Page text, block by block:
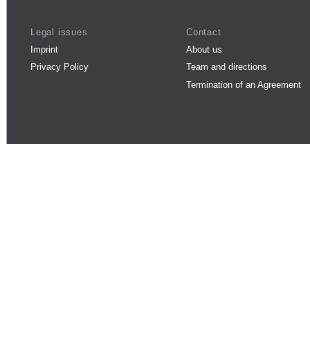
Legal issues
Imprint
Privacy Policy
Contact
About us
Team and directions
Termination of an Agreement